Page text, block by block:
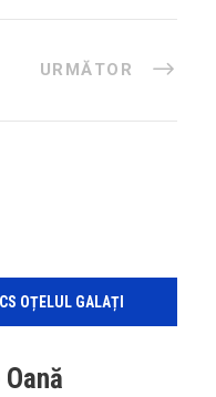
URMĂTOR
OȚELUL GALAȚI